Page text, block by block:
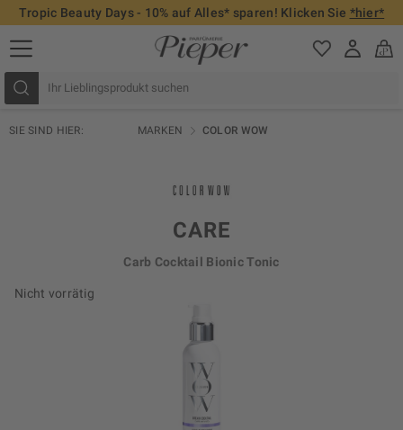
Tropic Beauty Days - 10% auf Alles* sparen! Klicken Sie *hier*
SIE SIND HIER: MARKEN COLOR WOW
Nicht vorrätig
CARE
Carb Cocktail Bionic Tonic